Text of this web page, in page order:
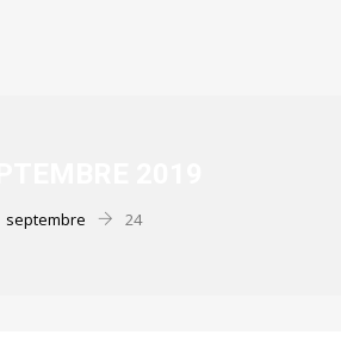
septembre 24